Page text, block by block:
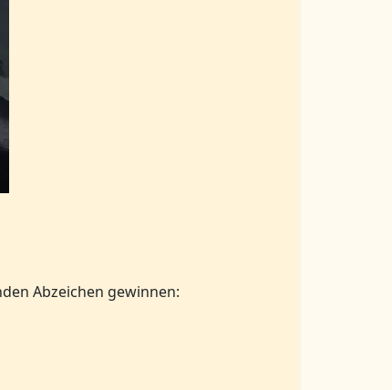
Abzeichen gewinnen: